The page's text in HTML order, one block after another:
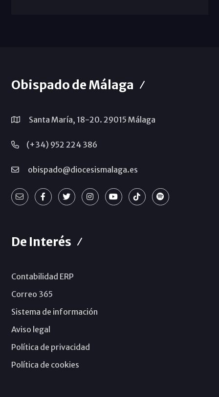
Obispado de Málaga
Santa María, 18-20. 29015 Málaga
(+34) 952 224 386
obispado@diocesismalaga.es
De Interés
Contabilidad ERP
Correo 365
Sistema de información
Aviso legal
Política de privacidad
Política de cookies